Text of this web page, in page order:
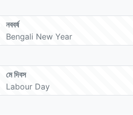
নববর্ষ
Bengali New Year
মে দিবস
Labour Day